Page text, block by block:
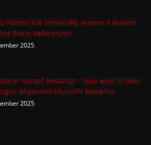
Kaisen hat versteckte Hunter x Hunter
Piece-Referenzen
2025
Kampf bestätigt – Baki wird in Baki-
Miyamoto Musashi kämpfen
2025